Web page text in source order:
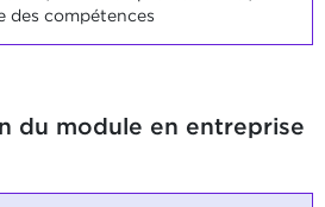
des compétences
du module en entreprise